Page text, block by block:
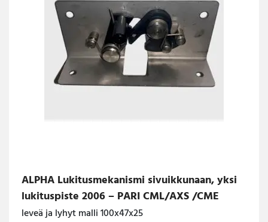
ALPHA Lukitusmekanismi sivuikkunaan, yksi
lukituspiste 2006 – PARI CML/AXS /CME
leveä ja lyhyt malli 100x47x25